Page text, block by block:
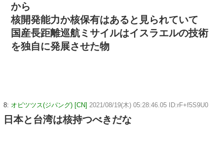
から
核開発能力か核保有はあると見られていて
国産長距離巡航ミサイルはイスラエルの技術
を独自に発展させた物
8: オピツツス(ジパング) [CN] 2021/08/19(木) 05:28:46.05 ID:rF+f5S9U0
日本と台湾は核持つべきだな